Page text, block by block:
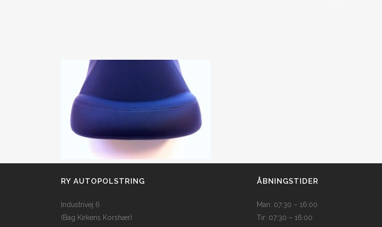
RY AUTOPOLSTRING
Industrivej 6
(Bag Kirkens Korshær)
ÅBNINGSTIDER
Man: 07:30 – 16:00
Tir: 07:30 – 16:00